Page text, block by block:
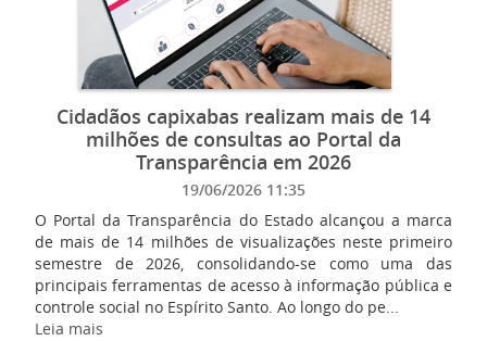
Cidadãos capixabas realizam mais de 14
milhões de consultas ao Portal da
Transparência em 2026
19/06/2026 11:35
O Portal da Transparência do Estado alcançou a marca
de mais de 14 milhões de visualizações neste primeiro
semestre de 2026, consolidando-se como uma das
principais ferramentas de acesso à informação pública e
controle social no Espírito Santo. Ao longo do pe...
Leia mais